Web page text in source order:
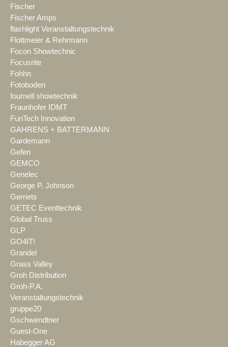
Fischer
Fischer Amps
flashlight Veranstaltungstechnik
Flottmeier & Rehrmann
Focon Showtechnic
Focusrite
Fohhn
Fotoboden
fournell showtechnik
Fraunhofer IDMT
FunTech Innovation
GAHRENS + BATTERMANN
Gardemann
Gefen
GEMCO
Genelec
George P. Johnson
Gerriets
GETEC Eventtechnik
Global Truss
GLP
GO4IT!
Grandel
Grass Valley
Groh Distribution
Groh-P.A.
Veranstaltungstechnik
gruppe20
Gschwendtner
Guest-One
Habegger AG